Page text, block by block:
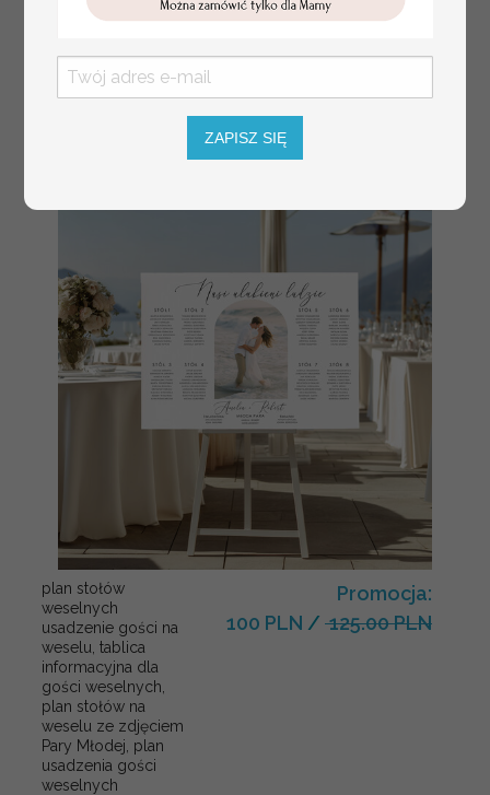
numerki na stół weselny
eleganckie numerki na
stoły weselne, tłoczone
numerki na stół weselny,
Promocja:
10 PLN/13.00 PLN
plan stołów
weselnych
usadzenie gości na
weselu, tablica
informacyjna dla
gości weselnych,
plan stołów na
weselu ze zdjęciem
Pary Młodej, plan
usadzenia gości
weselnych
Promocja:
100 PLN / 125.00 PLN
ZAPISZ SIĘ